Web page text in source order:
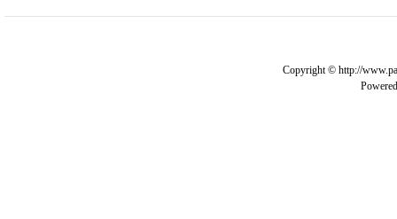
Copyright © http://